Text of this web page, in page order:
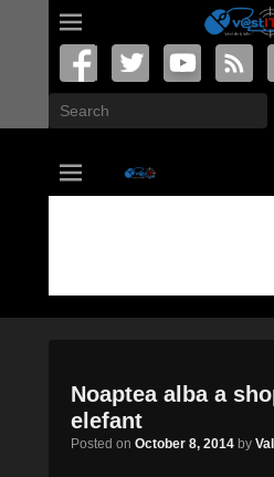
Search
vastIT.ro
Blog de Tehnologie
Noaptea alba a
elefant
Posted on October 8, 2014 by